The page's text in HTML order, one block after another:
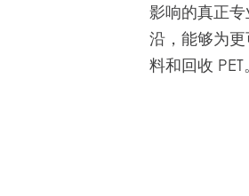
影响的真正
沿，能够为
料和回收 PET